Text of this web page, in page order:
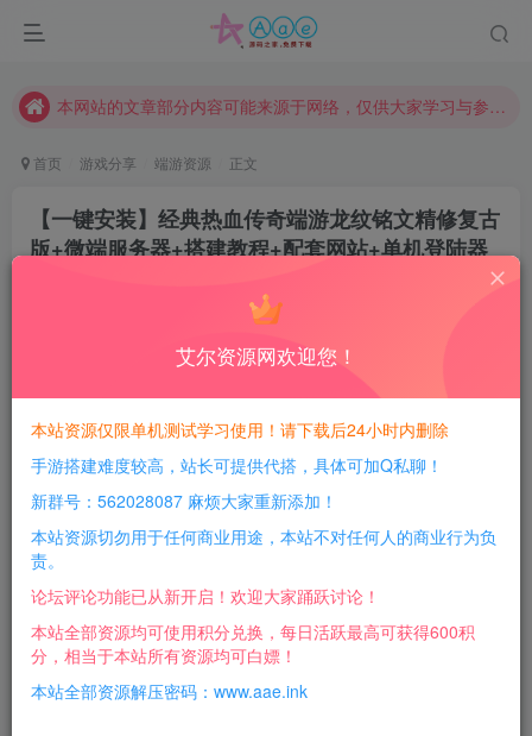
现在赞助会员享受专属折扣，详情点击此条公告。
本网站的文章部分内容可能来源于网络，仅供大家学习与参考，如有侵权，请联系站长QQ466107887进行删除处理。
首页 游戏分享 端游资源 正文
【一键安装】经典热血传奇端游龙纹铭文精修复古
版+微端服务器+搭建教程+配套网站+单机登陆器
每日活跃最高可获得600积分！所有资源可以使用
积分免费兑换！
游戏介绍：
游戏内容较多，自行测试吧！
复古版本，可玩性较高！
游戏截图：
艾尔资源网欢迎您！
本站资源仅限单机测试学习使用！请下载后24小时内删除
手游搭建难度较高，站长可提供代搭，具体可加Q私聊！
新群号：562028087 麻烦大家重新添加！
本站资源切勿用于任何商业用途，本站不对任何人的商业行为负
责。
论坛评论功能已从新开启！欢迎大家踊跃讨论！
本站全部资源均可使用积分兑换，每日活跃最高可获得600积
分，相当于本站所有资源均可白嫖！
本站全部资源解压密码：www.aae.ink